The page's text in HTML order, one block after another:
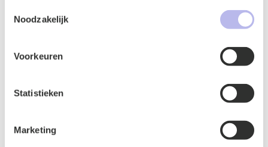
uw gebruik van hun services.
Noodzakelijk
Voorkeuren
Statistieken
Marketing
Contactformulier